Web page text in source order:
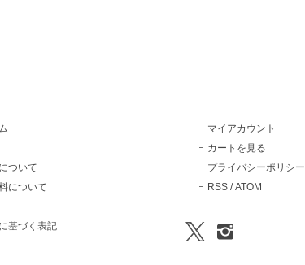
ついて
について
基づく表記
マイアカウント
カートを見る
プライバシーポリシー
RSS/ATOM